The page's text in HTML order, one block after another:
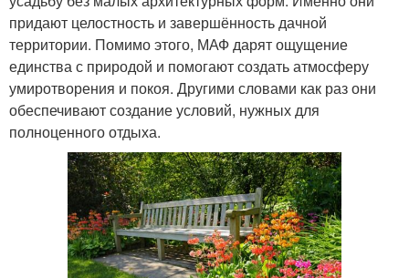
придают целостность и завершённость дачной
территории. Помимо этого, МАФ дарят ощущение
единства с природой и помогают создать атмосферу
умиротворения и покоя. Другими словами как раз они
обеспечивают создание условий, нужных для
полноценного отдыха.